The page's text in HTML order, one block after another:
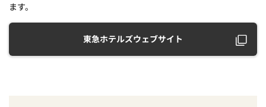
ます。
東急ホテルズウェブサイト